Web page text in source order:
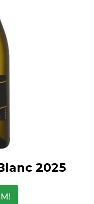
2025